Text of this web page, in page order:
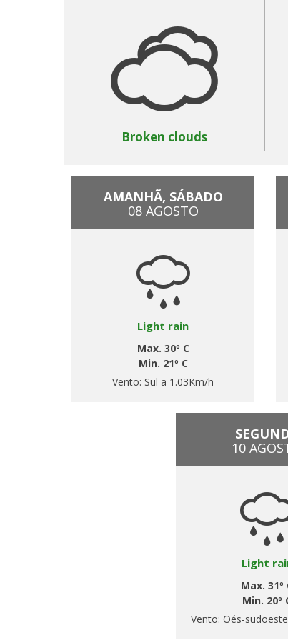
Broken clouds
AMANHÃ, SÁBADO
08 AGOSTO
Light rain
Max. 30º C
Min. 21º C
Vento: Sul a 1.03Km/h
10
Light
Max. 31º
Min. 20º
Vento: Oés-